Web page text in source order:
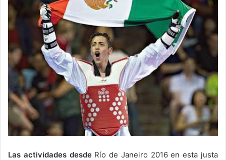
Las actividades desdeRío de Janeiro 2016 en esta justa